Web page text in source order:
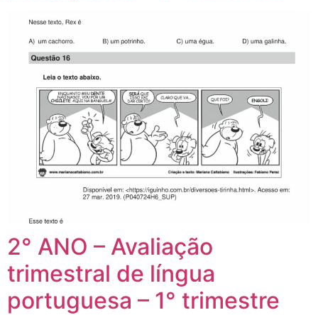
2° ANO – Avaliação
trimestral de língua
portuguesa – 1° trimestre